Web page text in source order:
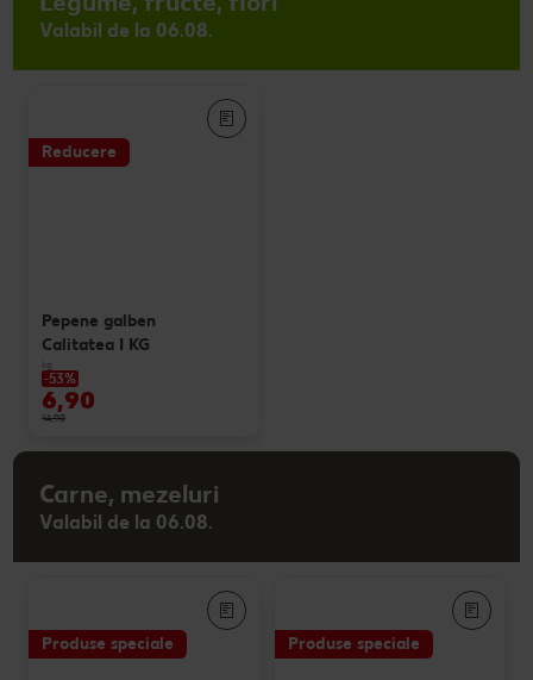
Valabil de la 06.08.
Reducere
Pepene galben
Calitatea I KG
kg
-53%
6,90
14,90
Carne, mezeluri
Valabil de la 06.08.
Produse speciale Produse speciale